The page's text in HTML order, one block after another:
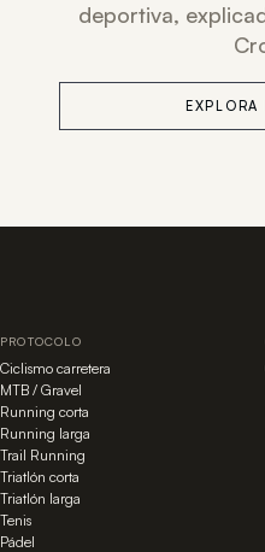
deportiva,
PROTOCOLO
Ciclismo carretera
MTB / Gravel
Running corta
Running larga
Trail Running
Triatlón corta
Triatlón larga
Tenis
Pádel